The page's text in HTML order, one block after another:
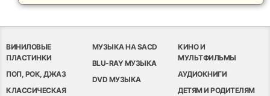
ВИНИЛОВЫЕ
ПЛАСТИНКИ
ПОП, РОК, ДЖАЗ
КЛАССИЧЕСКАЯ
МУЗЫКА НА SACD
BLU-RAY МУЗЫКА
DVD МУЗЫКА
КИНО И
МУЛЬТФИЛЬМЫ
АУДИОКНИГИ
ДЕТЯМ И РОДИТЕЛЯМ